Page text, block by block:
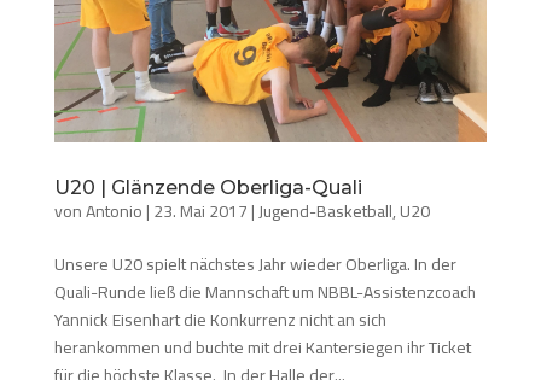
U20 | Glänzende Oberliga-Quali
vonAntonio|23. Mai 2017|Jugend-Basketball,U20
Unsere U20 spielt nächstes Jahr wieder Oberliga. In der
Quali-Runde ließ die Mannschaft um NBBL-Assistenzcoach
Yannick Eisenhart die Konkurrenz nicht an sich
herankommen und buchte mit drei Kantersiegen ihr Ticket